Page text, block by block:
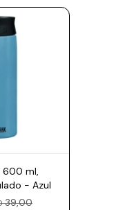
600 ml,
- Azul
39,00